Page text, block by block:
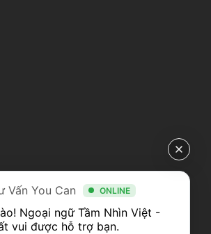
Vấn You Can ONLINE
Ngoại ngữ Tầm Nhìn Việt -
vui được hỗ trợ bạn.